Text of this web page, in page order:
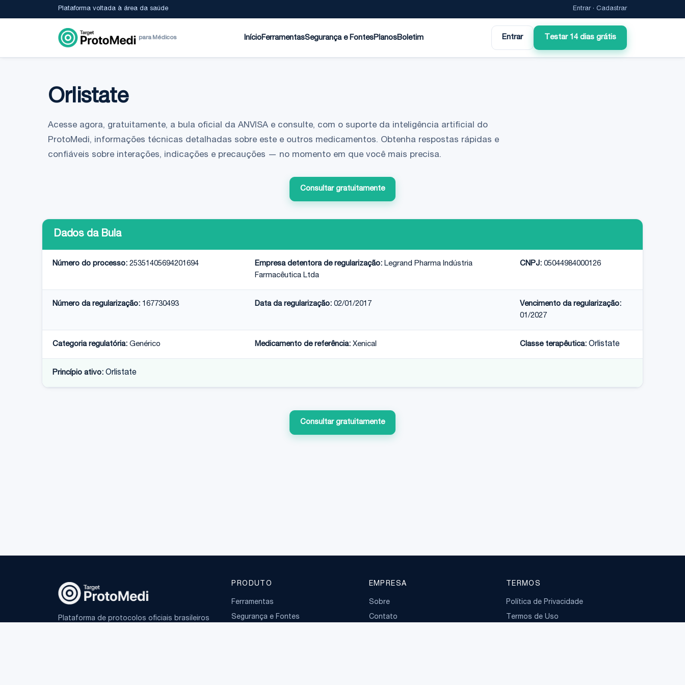
Plataforma voltada à área da saúde Entrar· Cadastrar
para Médicos InícioFerramentasSegurança e FontesPlanosBoletim Entrar Testar 14 dias grátis
Orlistate
Acesse agora, gratuitamente, a bula oficial da ANVISA e consulte, com o suporte da inteligência artificial do
ProtoMedi, informações técnicas detalhadas sobre este e outros medicamentos. Obtenha respostas rápidas e
confiáveis sobre interações, indicações e precauções — no momento em que você mais precisa.
Consultar gratuitamente
Dados da Bula
Número do processo: 25351405694201694 Empresa detentora de regularização: Legrand Pharma Indústria
Farmacêutica Ltda
CNPJ: 05044984000126
Número da regularização: 167730493 Data da regularização: 02/01/2017
Vencimento da regularização:
01/2027
Categoria regulatória: Genérico Medicamento de referência: Xenical Classe terapêutica: Orlistate
Princípio ativo: Orlistate
Consultar gratuitamente
Plataforma de protocolos oficiais brasileiros
PRODUTO
Ferramentas
Segurança e Fontes
EMPRESA
Sobre
Contato
TERMOS
Política de Privacidade
Termos de Uso